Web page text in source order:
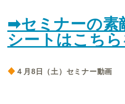
➡セミナーの素
シートはこち
４月8日（土）セミナー動画